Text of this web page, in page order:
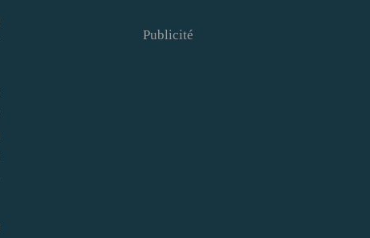
Publicité